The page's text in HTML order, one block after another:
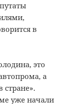
в
это
а
стране».
уже начали